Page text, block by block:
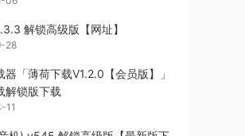
解锁高级版【网址】
28
器「薄荷下载V1.2.0【会员版】」
解锁版下载
11